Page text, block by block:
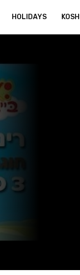
HOLIDAYS